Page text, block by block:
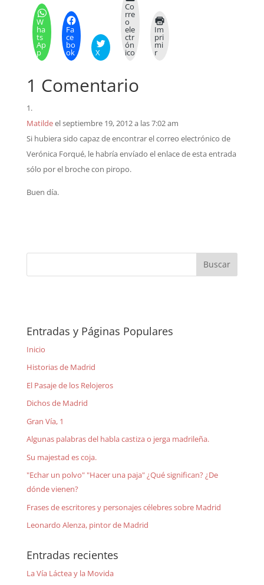
W
ha
ts
Ap
p
Fa
ce
bo
ok X
Co
rre
o
ele
ctr
ón
ico
Im
pri
mi
r
1 Comentario
Matildeel septiembre 19, 2012 a las 7:02 am
Si hubiera sido capaz de encontrar el correo electrónico de
Verónica Forqué, le habría envíado el enlace de esta entrada
sólo por el broche con piropo.
Buen día.
Entradas y Páginas Populares
Inicio
Historias de Madrid
El Pasaje de los Relojeros
Dichos de Madrid
Gran Vía, 1
Algunas palabras del habla castiza o jerga madrileña.
Su majestad es coja.
"Echar un polvo" "Hacer una paja" ¿Qué significan? ¿De
dónde vienen?
Frases de escritores y personajes célebres sobre Madrid
Leonardo Alenza, pintor de Madrid
Entradas recientes
La Vía Láctea y la Movida